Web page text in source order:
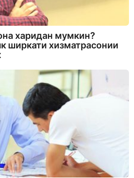
харидан мумкин?
ширкати хизматрасонии